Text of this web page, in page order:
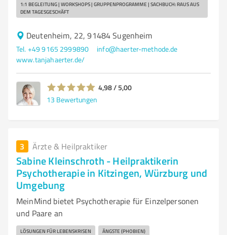
1:1 BEGLEITUNG | WORKSHOPS | GRUPPENPROGRAMME | SACHBUCH: RAUS AUS
DEM TAGESGESCHÄFT
Deutenheim, 22, 91484 Sugenheim
Tel. +49 9165 2999890
info@haerter-methode.de
www.tanjahaerter.de/
4,98 / 5,00
13 Bewertungen
3 Ärzte & Heilpraktiker
Sabine Kleinschroth - Heilpraktikerin
Psychotherapie in Kitzingen, Würzburg und
Umgebung
MeinMind bietet Psychotherapie für Einzelpersonen
und Paare an
LÖSUNGEN FÜR LEBENSKRISEN ÄNGSTE (PHOBIEN)